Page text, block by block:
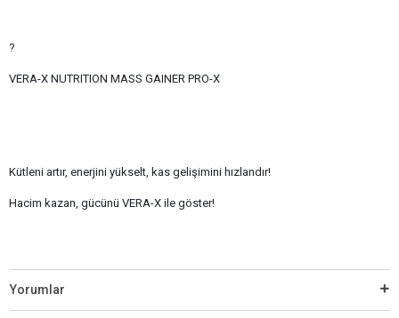
?
VERA-X NUTRITION MASS GAINER PRO-X
Kütleni artır, enerjini yükselt, kas gelişimini hızlandır!
Hacim kazan, gücünü VERA-X ile göster!
Yorumlar